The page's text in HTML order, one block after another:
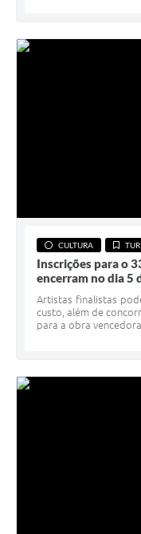
CULTURA
Inscrições para o
encerram no dia 5
Artistas finalistas
custo, além de
para a obra